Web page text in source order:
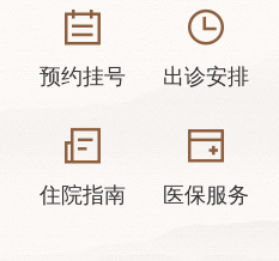
预约挂号 出诊安排
住院指南 医保服务